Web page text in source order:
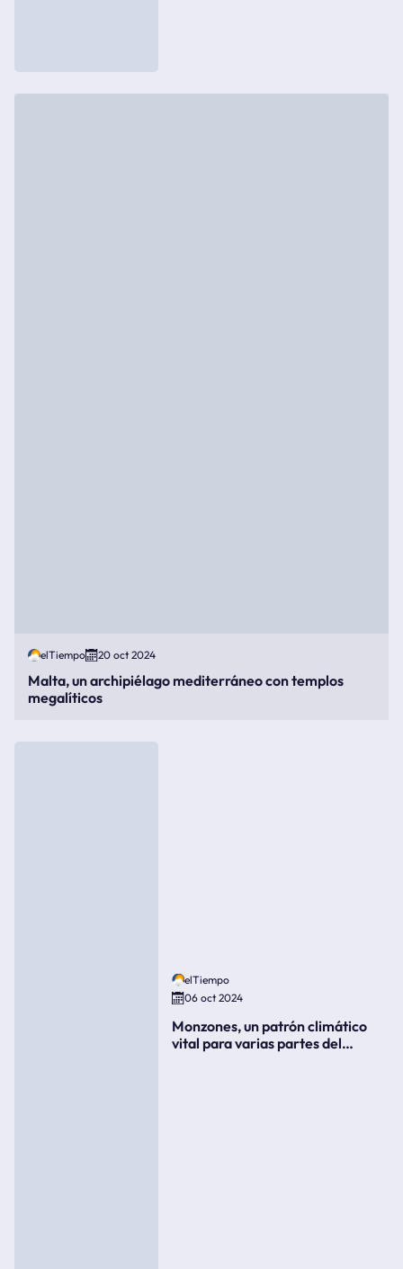
elTiempo 20 oct 2024
Malta, un archipiélago mediterráneo con templos
megalíticos
elTiempo
06 oct 2024
Monzones, un patrón climático
vital para varias partes del